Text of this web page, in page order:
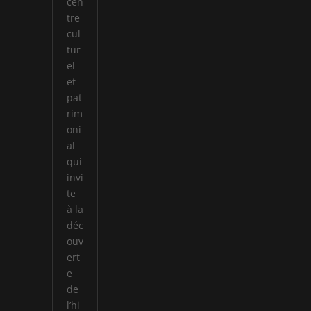
tre
cul
tur
el
et
pat
rim
oni
al
qui
invi
te
à la
déc
ouv
ert
e
de
l’hi